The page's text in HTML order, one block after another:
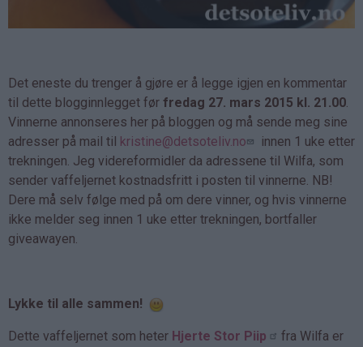
Det eneste du trenger å gjøre er å legge igjen en kommentar
til dette blogginnlegget før fredag 27. mars 2015 kl. 21.00.
Vinnerne annonseres her på bloggen og må sende meg sine
adresser på mail til kristine@detsoteliv.no
innen 1 uke etter
trekningen. Jeg videreformidler da adressene til Wilfa, som
sender vaffeljernet kostnadsfritt i posten til vinnerne. NB!
Dere må selv følge med på om dere vinner, og hvis vinnerne
ikke melder seg innen 1 uke etter trekningen, bortfaller
giveawayen.
Lykke til alle sammen!
Dette vaffeljernet som heter Hjerte Stor Piip
fra Wilfa er